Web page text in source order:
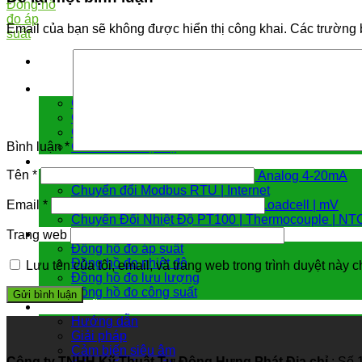
Cảm biến áp suất
Cảm biến chênh áp
Cảm biến đo mức
Cảm biến nhiệt độ
Hiển Thị | Điều Khiển Nhiệt Độ | Analog 4-20mA
Chuyển đổi Modbus RTU | Internet
Chuyển Đổi 4 -20mA | Biến Trở | Loadcell | mV
Chuyển Đổi Nhiệt Độ PT100 | Thermocouple |
Đồng hồ đo
Đồng hồ đo áp suất
Đồng hồ đo nhiệt độ
Đồng hồ đo lưu lượng
Đồng hồ đo công suất
Hướng dẫn & giải pháp
Hướng dẫn
Giải pháp
Cảm biến siêu âm
Email của bạn sẽ không được hiển thị công khai. Các trường
Bình luận*
Tên *
Email *
Trang web
Lưu tên của tôi, email, và trang web trong trình duyệt này